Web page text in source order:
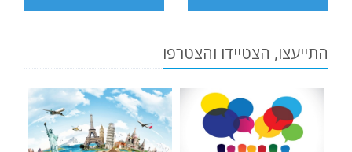
התייעצו, הצטיידו והצטרפו